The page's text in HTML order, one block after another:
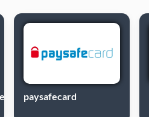
paysafecard